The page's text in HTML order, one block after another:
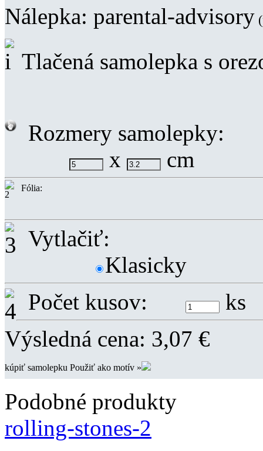
Nálepka: parental-advisory
Tlačená samolepka s
Rozmery samolepky:
x
cm
Fólia:
Vytlačiť:
Klasicky
Počet kusov:
ks
Výsledná cena: 3,07 €
kúpiť samolepku Použiť ako motív »
Podobné produkty
rolling-stones-2